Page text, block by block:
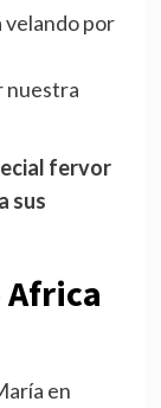
velando por
nuestra
fervor
sus
Africa
en